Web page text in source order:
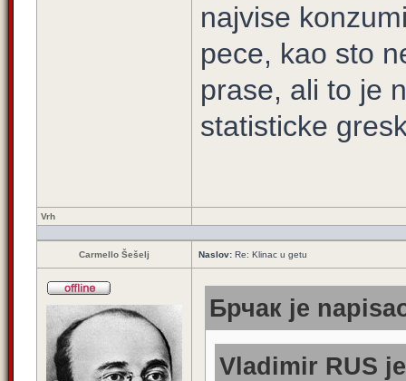
najvise
pece, kao sto
prase, ali to je
statisticke
Vrh
Carmello Šešelj Naslov: Re: Klinac u getu
Брчак je
Vladimir RUS